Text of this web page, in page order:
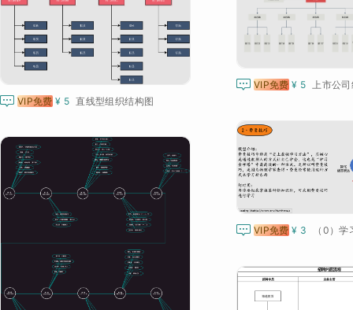
 VIP免费 ¥ 5 上市公
 VIP免费 ¥ 5 直线型组织结构图
 VIP免费 ¥ 3 （0）学